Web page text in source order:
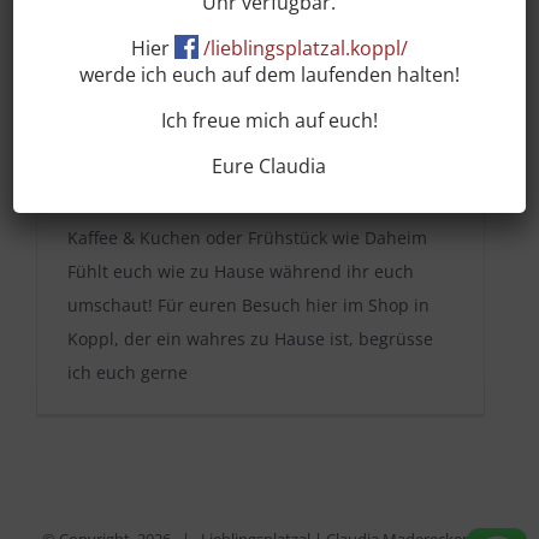
Kaffee & Kuchen oder Frühstück wie Daheim
Fühlt euch wie zu Hause während ihr euch
umschaut! Für euren Besuch hier im Shop in
Koppl, der ein wahres zu Hause ist, begrüsse
ich euch gerne
Hier
/lieblingsplatzal.koppl/
werde ich euch auf dem laufenden halten!
Ich freue mich auf euch!
Eure Claudia